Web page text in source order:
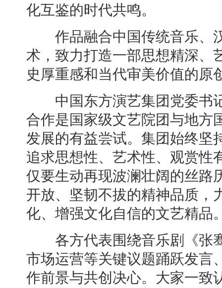
化互鉴的时代共鸣。
作品融合中国传统音乐、
术，致力打造一部思想精深、
史厚重感和当代审美价值的原
中国东方演艺集团党委书
合作是国家级文艺院团与地方
发展的有益尝试。集团始终坚
追求思想性、艺术性、观赏性
仅要生动再现波澜壮阔的丝路
开放、坚韧不拔的精神品质，
化、增强文化自信的文艺精品
各方代表围绕音乐剧《张
市场运营等关键议题踊跃发言
作前景与共创决心。大家一致